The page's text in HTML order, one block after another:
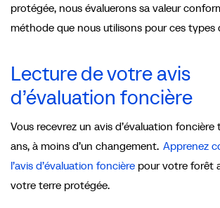
protégée, nous évaluerons sa valeur
méthode que nous utilisons pour ces types
Lecture de votre avis
d’évaluation foncière
Vous recevrez un avis d’évaluation foncière
ans, à moins d’un changement. Apprenez
l’avis d’évaluation foncière pour votre forêt
votre terre protégée.